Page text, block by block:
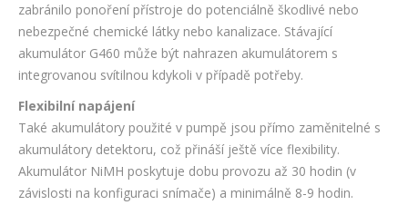
zabránilo ponoření přístroje do potenciálně škodlivé nebo
nebezpečné chemické látky nebo kanalizace. Stávající
akumulátor G460 může být nahrazen akumulátorem s
integrovanou svítilnou kdykoli v případě potřeby.
Flexibilní napájení
Také akumulátory použité v pumpě jsou přímo zaměnitelné s
akumulátory detektoru, což přináší ještě více flexibility.
Akumulátor NiMH poskytuje dobu provozu až 30 hodin (v
závislosti na konfiguraci snímače) a minimálně 8-9 hodin.